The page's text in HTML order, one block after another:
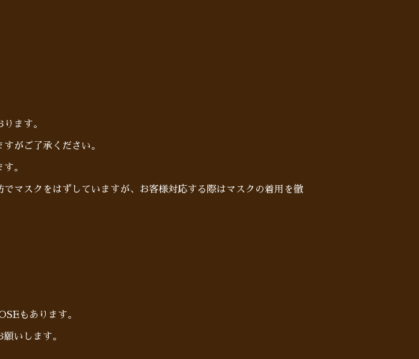
ます。
がご了承ください。
。
マスクをはずしていますが、お客様対応する際はマスクの着用を徹
もあります。
いします。